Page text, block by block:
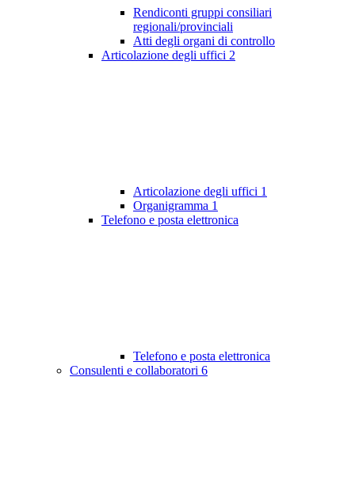
Rendiconti gruppi consiliari
regionali/provinciali
Atti degli organi di controllo
Articolazione degli uffici 2
Articolazione degli uffici 1
Organigramma 1
Telefono e posta elettronica
Telefono e posta elettronica
Consulenti e collaboratori 6